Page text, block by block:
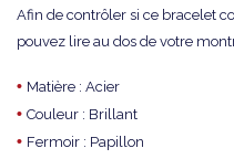
Afin de contrôler si ce bracelet
pouvez lire au dos de votre
• Matière : Acier
• Couleur : Brillant
• Fermoir : Papillon